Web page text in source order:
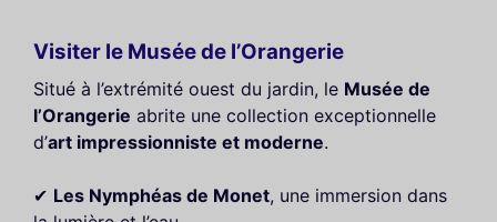
Visiter le Musée de l’Orangerie
Situé à l’extrémité ouest du jardin, le Musée de
l’Orangerie abrite une collection exceptionnelle
d’art impressionniste et moderne.
✔ Les Nymphéas de Monet, une immersion dans